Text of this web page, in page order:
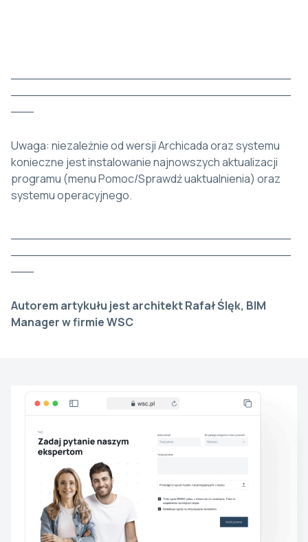
Uwaga: niezależnie od wersji Archicada oraz systemu
konieczne jest instalowanie najnowszych aktualizacji
programu (menu Pomoc/Sprawdź uaktualnienia) oraz
systemu operacyjnego.
Autorem artykułu jest architekt Rafał Ślęk, BIM
Manager w firmie WSC